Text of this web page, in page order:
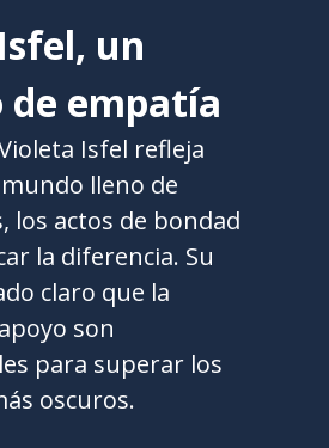
un
de empatía
Isfel refleja
lleno de
los actos de bondad
la diferencia. Su
claro que la
son
para superar los
oscuros.